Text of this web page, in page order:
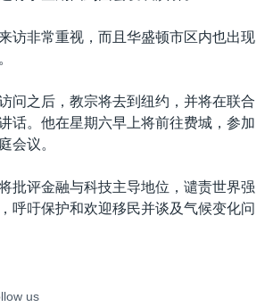
访非常重视，而且华盛顿市区内也出现
问之后，教宗将去到纽约，并将在联合
话。他在星期六早上将前往费城，参加
会议。
批评金融与科技主导地位，谴责世界强
呼吁保护和欢迎移民并谈及气候变化问
us